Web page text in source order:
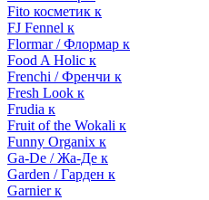
Fito косметик к
FJ Fennel к
Flormar / Флормар к
Food A Holic к
Frenchi / Френчи к
Fresh Look к
Frudia к
Fruit of the Wokali к
Funny Organix к
Ga-De / Жа-Де к
Garden / Гарден к
Garnier к